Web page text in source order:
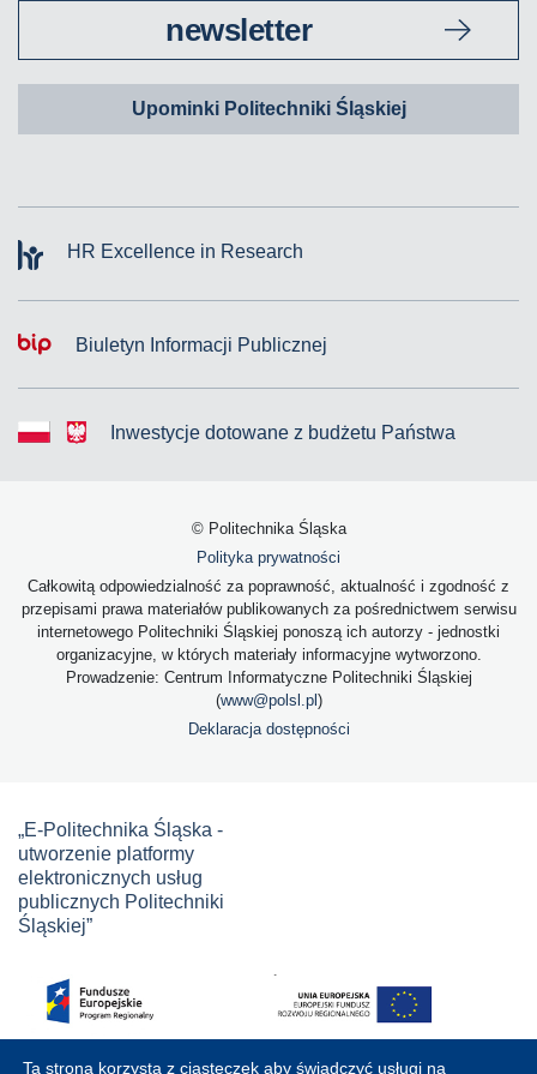
newsletter
Upominki Politechniki Śląskiej
HR Excellence in Research
Biuletyn Informacji Publicznej
Inwestycje dotowane z budżetu Państwa
© Politechnika Śląska
Polityka prywatności
Całkowitą odpowiedzialność za poprawność, aktualność i zgodność z
przepisami prawa materiałów publikowanych za pośrednictwem serwisu
internetowego Politechniki Śląskiej ponoszą ich autorzy - jednostki
organizacyjne, w których materiały informacyjne wytworzono.
Prowadzenie: Centrum Informatyczne Politechniki Śląskiej
(www@polsl.pl )
Deklaracja dostępności
„E-Politechnika Śląska -
utworzenie platformy
elektronicznych usług
publicznych Politechniki
Śląskiej”
Ta strona korzysta z ciasteczek aby świadczyć usługi na